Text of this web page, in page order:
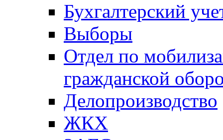
Бухгалтерский
Выборы
Отдел по
гражданской
Делопроизводство
ЖКХ